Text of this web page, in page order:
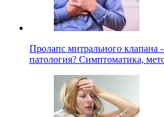
Пролапс митрального клапана
патология? Симптоматика,